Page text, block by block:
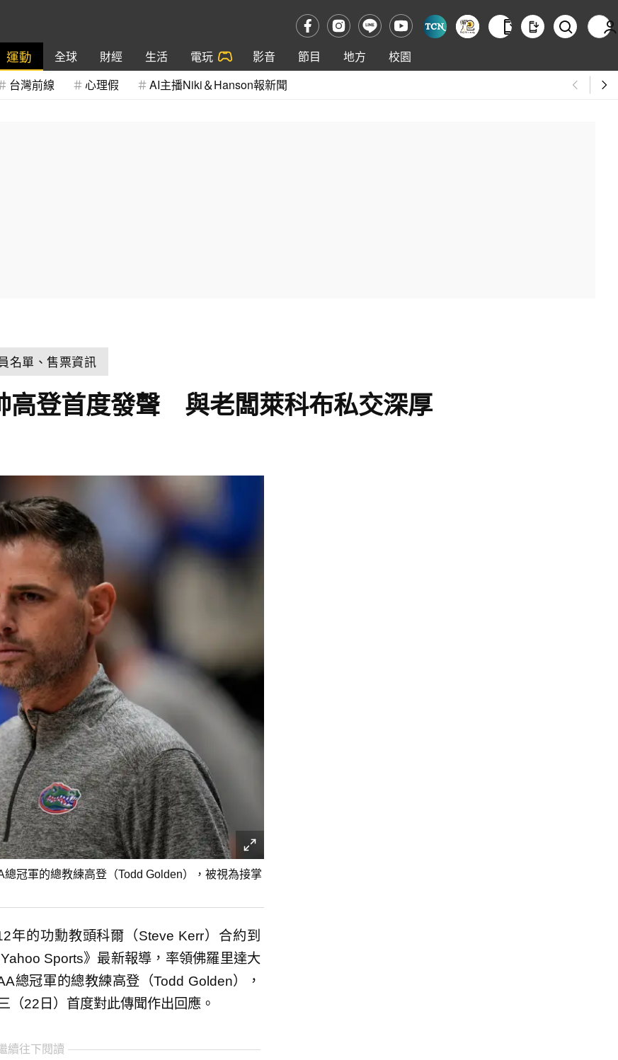
運動 全球 財經 生活 電玩 影音 節目 地方
校園
台灣前線 心理假 AI主播Niki＆Hanson報新聞
名單、售票資訊
高登首度發聲 與老闆萊科布私交深厚
冠軍的總教練高登（Todd Golden），被視為接掌
年的功勳教頭科爾（Steve Kerr）合約到
Sports》最新報導，率領佛羅里達大
總冠軍的總教練高登（Todd Golden），
（22日）首度對此傳聞作出回應。
續往下閱讀